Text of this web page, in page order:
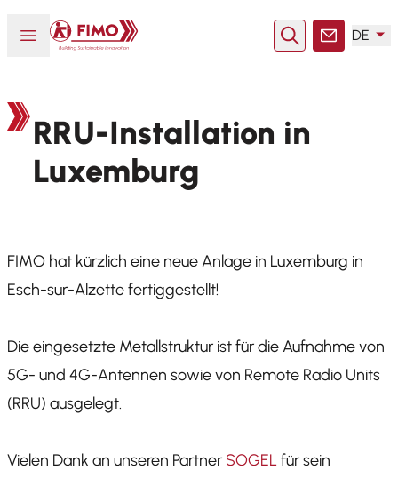
Menü öffnen oder schließen
Zurück zur Startseite
SucheKontakt
DE
RRU-Installation in
Luxemburg
FIMO hat kürzlich eine neue Anlage in Luxemburg in
Esch-sur-Alzette fertiggestellt!
Die eingesetzte Metallstruktur ist für die Aufnahme von
5G- und 4G-Antennen sowie von Remote Radio Units
(RRU) ausgelegt.
Vielen Dank an unseren Partner SOGELfür sein